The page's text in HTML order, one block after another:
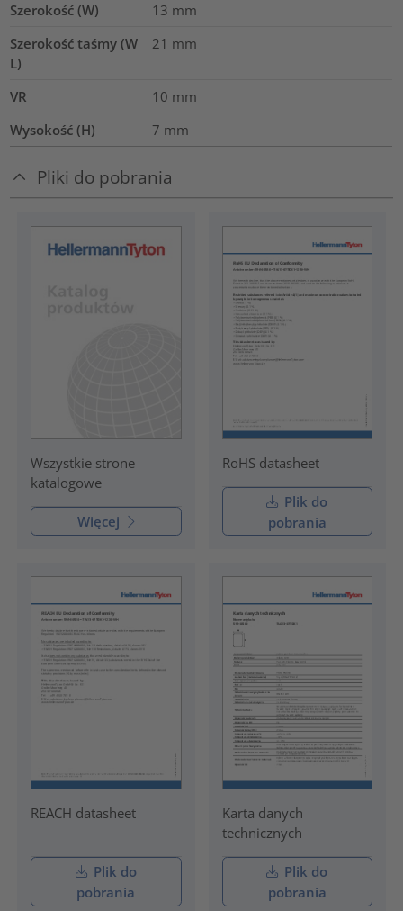
Szerokość (W) 13 mm
Szerokość taśmy (W
L)
21 mm
VR 10 mm
Wysokość (H)
7 mm
Pliki do pobrania
Wszystkie strone
katalogowe
Więcej
RoHS datasheet
Plik do
pobrania
REACH datasheet
Plik do
pobrania
Karta danych
technicznych
Plik do
pobrania